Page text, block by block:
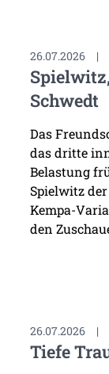
26.07.2026 |
Schwedt
Das
das dritte
Belastung
Spielwitz
Kempa-
den
26.07.2026 |
Tiefe